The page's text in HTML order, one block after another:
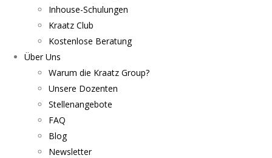
Inhouse-Schulungen
Kraatz Club
Kostenlose Beratung
Über Uns
Warum die Kraatz Group?
Unsere Dozenten
Stellenangebote
FAQ
Blog
Newsletter